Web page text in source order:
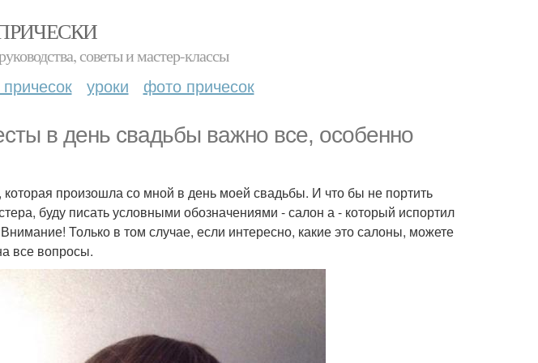
советы и мастер-классы
уроки фото причесок
в день свадьбы важно все, особенно
которая произошла со мной в день моей свадьбы. И что бы не портить
буду писать условными обозначениями - салон а - который испортил
Только в том случае, если интересно, какие это салоны, можете
все вопросы.